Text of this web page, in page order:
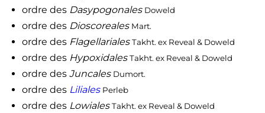
ordre des Dasypogonales Doweld
ordre des Dioscoreales Mart.
ordre des Flagellariales Takht. ex Reveal & Doweld
ordre des Hypoxidales Takht. ex Reveal & Doweld
ordre des Juncales Dumort.
ordre des Liliales Perleb
ordre des Lowiales Takht. ex Reveal & Doweld